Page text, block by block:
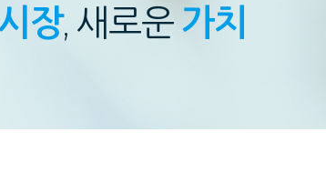
장, 새로운가치